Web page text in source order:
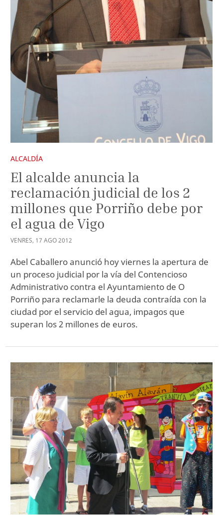
ALCALDÍA
El alcalde anuncia la
reclamación judicial de los 2
millones que Porriño debe por
el agua de Vigo
VENRES, 17 AGO2012
Abel Caballero anunció hoy viernes la apertura de
un proceso judicial por la vía del Contencioso
Administrativo contra el Ayuntamiento de O
Porriño para reclamarle la deuda contraída con la
ciudad por el servicio del agua, impagos que
superan los 2 millones de euros.